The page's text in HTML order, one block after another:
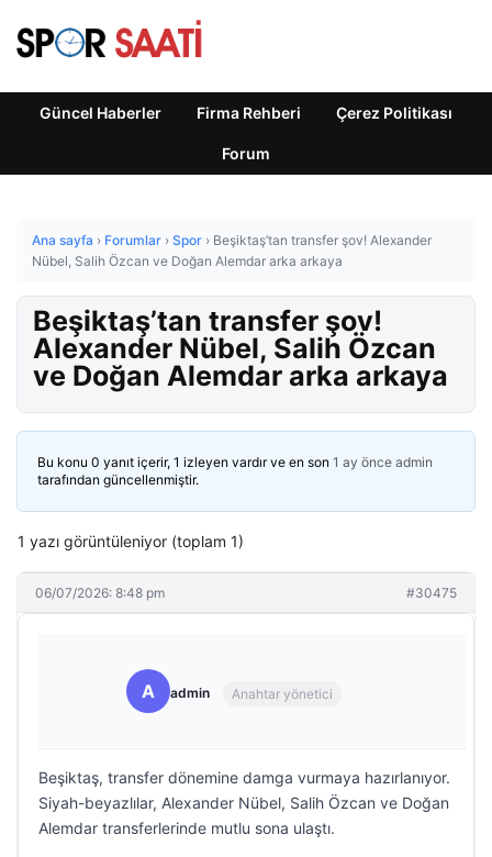
Güncel Haberler Firma Rehberi Çerez Politikası
Forum
Ana sayfa › Forumlar › Spor › Beşiktaş’tan transfer şov! Alexander
Nübel, Salih Özcan ve Doğan Alemdar arka arkaya
Beşiktaş’tan transfer şov!
Alexander Nübel, Salih Özcan
ve Doğan Alemdar arka arkaya
Bu konu 0 yanıt içerir, 1 izleyen vardır ve en son 1 ay önce admin
tarafından güncellenmiştir.
1 yazı görüntüleniyor (toplam 1)
06/07/2026: 8:48 pm #30475
A admin Anahtar yönetici
Beşiktaş, transfer dönemine damga vurmaya hazırlanıyor.
Siyah-beyazlılar, Alexander Nübel, Salih Özcan ve Doğan
Alemdar transferlerinde mutlu sona ulaştı.